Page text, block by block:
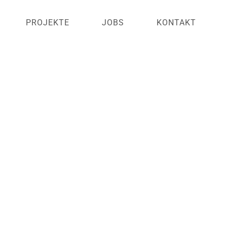
PROJEKTE JOBS KONTAKT